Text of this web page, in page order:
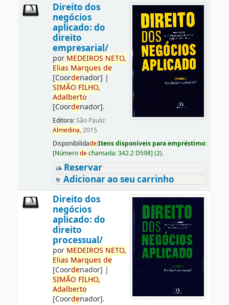
Direito dos
negócios
aplicado: do
direito
empresarial/
por MEDEIROS NETO,
Elias Marques de
[Coordenador] |
SIMÃO FILHO,
Adalberto
[Coordenador].
Editora:São Paulo:
Almedina,2015
Disponibilidade:Itens disponíveis para empréstimo:
[Númerodechamada:342.2 D598] (2).
Reservar
Adicionar ao seu carrinho
Direito dos
negócios
aplicado: do
direito
processual/
por MEDEIROS NETO,
Elias Marques de
[Coordenador] |
SIMÃO FILHO,
Adalberto
[Coordenador].